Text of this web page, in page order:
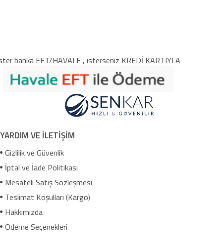
banka EFT/HAVALE , isterseniz KREDİ KARTIYLA
YARDIM VE İLETİŞİM
Gizlilik ve Güvenlik
İptal ve İade Politikası
Mesafeli Satış Sözleşmesi
Teslimat Koşulları (Kargo)
Hakkımızda
Ödeme Seçenekleri